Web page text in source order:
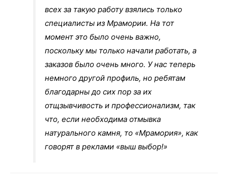
всех за такую работу взялись только
специалисты из Мрамории. На тот
момент это было очень важно,
поскольку мы только начали работать, а
заказов было очень много. У нас теперь
немного другой профиль, но ребятам
благодарны до сих пор за их
отщзывчивость и профессионализм, так
что, если необходима отмывка
натурального камня, то «Мрамория», как
говорят в реклами «выш выбор!»